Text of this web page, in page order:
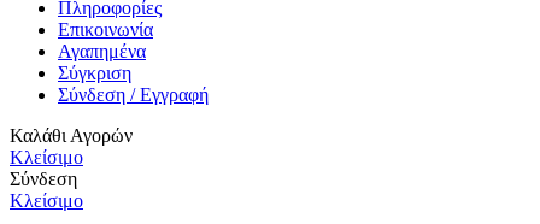
Πληροφορίες
Επικοινωνία
Αγαπημένα
Σύγκριση
Σύνδεση / Εγγραφή
Καλάθι Αγορών
Κλείσιμο
Σύνδεση
Κλείσιμο